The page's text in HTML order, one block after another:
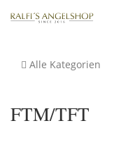
Alle Kategorien
FTM/TFT